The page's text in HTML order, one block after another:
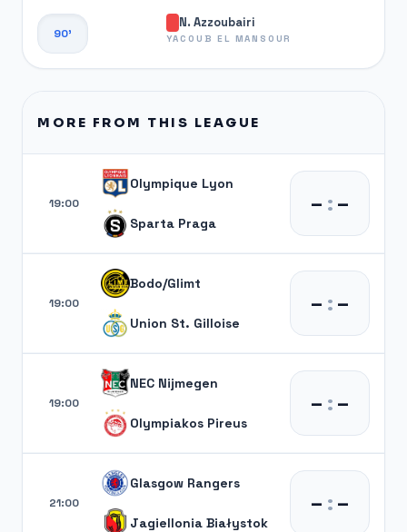
90'
N. Azzoubairi
YACOUB EL MANSOUR
MORE FROM THIS LEAGUE
19:00
Olympique Lyon
Sparta Praga
– :–
19:00
Bodo/Glimt
Union St. Gilloise
– :–
19:00
NEC Nijmegen
Olympiakos Pireus
– :–
21:00
Glasgow Rangers
Jagiellonia Białystok
– :–